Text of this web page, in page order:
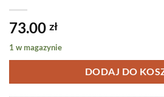
73.00 zł
1 w magazynie
DODAJ DO